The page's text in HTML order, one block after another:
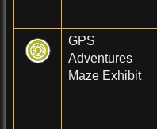
GPS
Adventures
Maze Exhibit